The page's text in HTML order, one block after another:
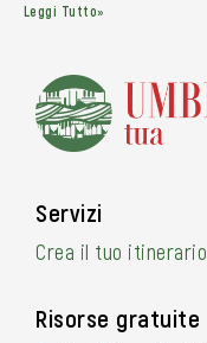
Leggi Tutto»
Servizi
Crea il tuo itinerario
Risorse gratuite